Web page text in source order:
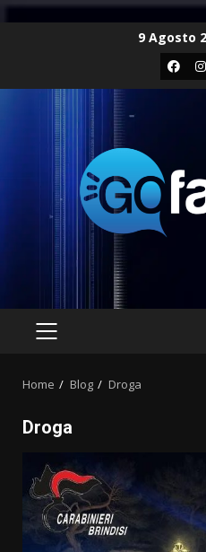
9 Agosto
PRIMARY
Home Blog Droga
Droga